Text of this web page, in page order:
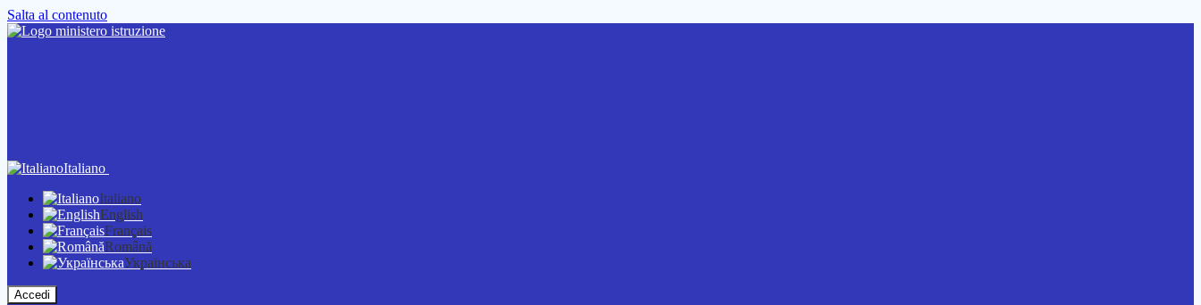
Salta al contenuto
Italiano
Italiano
English
Français
Română
Українська
Accedi